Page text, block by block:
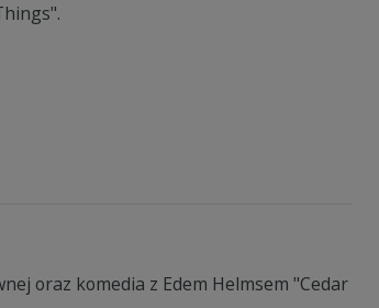
oraz komedia z Edem Helmsem "Cedar